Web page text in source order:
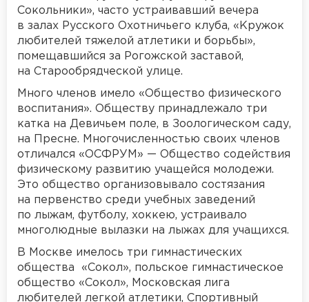
Сокольники», часто устраивавший вечера
в залах Русского Охотничьего клуба, «Кружок
любителей тяжелой атлетики и борьбы»,
помещавшийся за Рогожской заставой,
на Старообрядческой улице.
Много членов имело «Общество физического
воспитания». Обществу принадлежало три
катка на Девичьем поле, в Зоологическом саду,
на Пресне. Многочисленностью своих членов
отличался «ОСФРУМ» — Общество содействия
физическому развитию учащейся молодежи.
Это общество организовывало состязания
на первенство среди учебных заведений
по лыжам, футболу, хоккею, устраивало
многолюдные вылазки на лыжах для учащихся.
В Москве имелось три гимнастических
общества «Сокол», польское гимнастическое
общество «Сокол», Московская лига
любителей легкой атлетики, Спортивный